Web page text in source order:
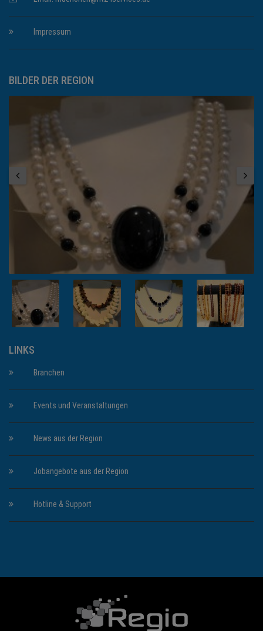
Impressum
BILDER DER REGION
LINKS
Branchen
Events und Veranstaltungen
News aus der Region
Jobangebote aus der Region
Hotline & Support